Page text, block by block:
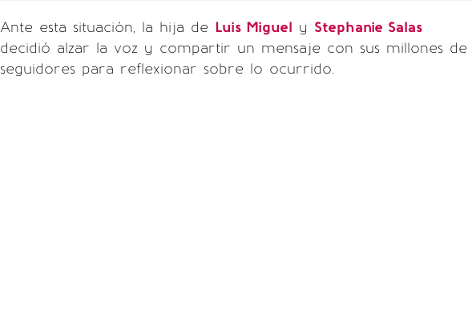
Ante esta situación, la hija de Luis Miguel y Stephanie Salas
decidió alzar la voz y compartir un mensaje con sus millones de
seguidores para reflexionar sobre lo ocurrido.